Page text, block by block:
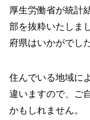
厚生労働省が統計
部を抜粋いたしま
府県はいかがでし
住んでいる地域に
違いますので、ご
かもしれません。